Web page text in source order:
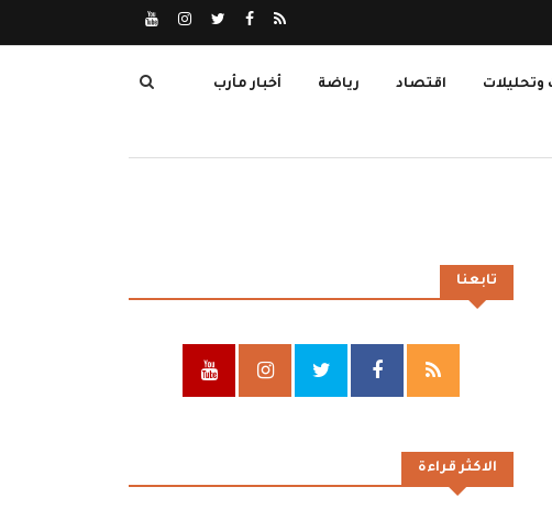
وتحليلات اقتصاد رياضة أخبار مأرب
تابعنا
الاكثر قراءة